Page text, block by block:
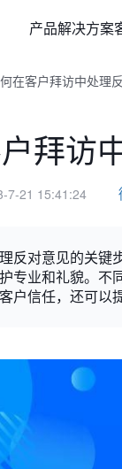
产品解决方案
在客户拜访中处理
拜访
7-21 15:41:24
反对意见的关键
专业和礼貌。不
户信任，还可以